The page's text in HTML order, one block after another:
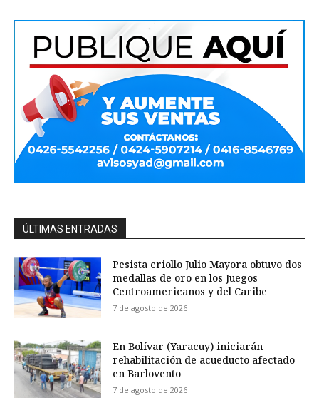
ÚLTIMAS ENTRADAS
Pesista criollo Julio Mayora obtuvo dos
medallas de oro en los Juegos
Centroamericanos y del Caribe
7 de agosto de 2026
En Bolívar (Yaracuy) iniciarán
rehabilitación de acueducto afectado
en Barlovento
7 de agosto de 2026